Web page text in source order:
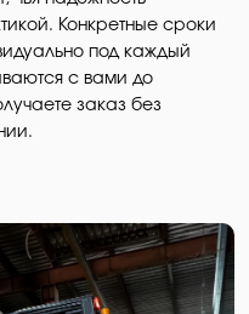
Конкретные сроки
под каждый
с вами до
заказ без